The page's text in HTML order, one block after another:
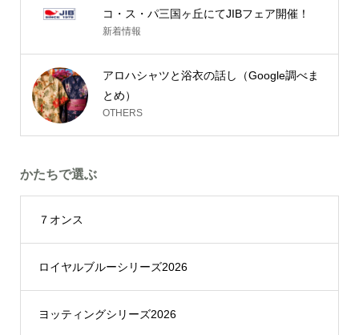
コ・ス・パ三国ヶ丘にてJIBフェア開催！
新着情報
アロハシャツと浴衣の話し（Google調べま
とめ）
OTHERS
かたちで選ぶ
７オンス
ロイヤルブルーシリーズ2026
ヨッティングシリーズ2026